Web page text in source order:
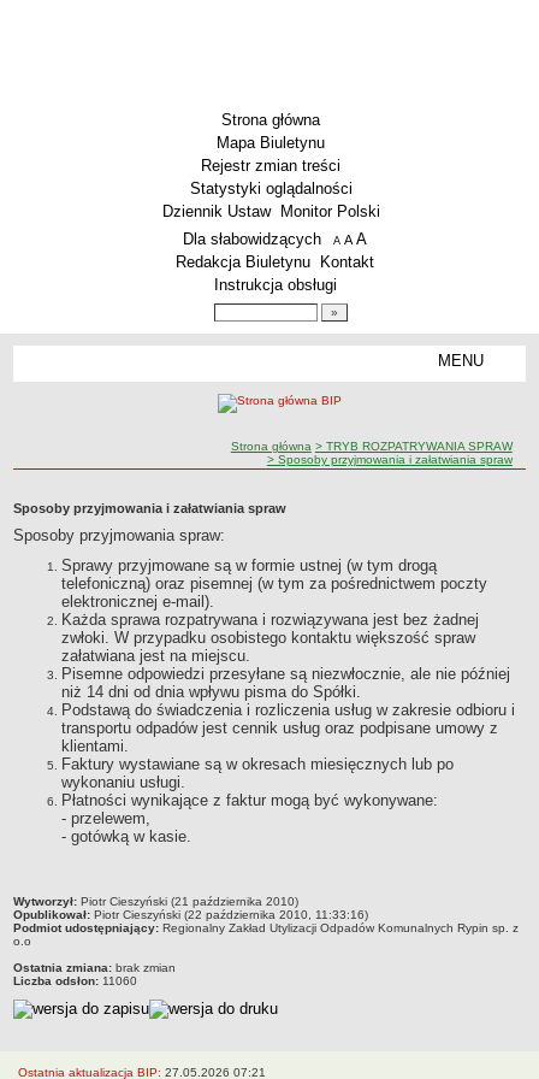
Strona główna
Mapa Biuletynu
Rejestr zmian treści
Statystyki oglądalności
Dziennik Ustaw
Monitor Polski
Menu dodatkowe
Dla słabowidzących A pomniejsz czcionkę
A standardowy rozmiar czcionki
A
Redakcja Biuletynu
Kontakt
Instrukcja obsługi
MENU
Przedmiot działalności wg. PKD
Godziny urzędowania
WŁADZE I STRUKTURA
Organy Spółki i ich kompetencje
Struktura własnościowa
KOMUNIKATY
Informacje i komunikaty
Plany postępowań o UZP
Platforma zakupowa
Zamówienia publiczne
950 lat
DZIAŁALNOŚĆ SPÓŁKI
Usługi
Majątek Spółki
DOFINANSOWANIA
Wojewódzki Fundusz Ochrony Środowiska i Gospodarki Wodnej w
Toruniu
Europejski Fundndusz Rozwoju Regionalnego
Sposoby przyjmowania i załatwiania spraw
ścieżka nawigacji
Strona główna > TRYB ROZPATRYWANIA SPRAW
> Sposoby przyjmowania i załatwiania spraw
Sposoby przyjmowania i załatwiania spraw
Sposoby przyjmowania spraw:
Sprawy przyjmowane są w formie ustnej (w tym drogą
telefoniczną) oraz pisemnej (w tym za pośrednictwem poczty
elektronicznej e-mail).
Każda sprawa rozpatrywana i rozwiązywana jest bez żadnej
zwłoki. W przypadku osobistego kontaktu większość spraw
załatwiana jest na miejscu.
Pisemne odpowiedzi przesyłane są niezwłocznie, ale nie później
niż 14 dni od dnia wpływu pisma do Spółki.
Podstawą do świadczenia i rozliczenia usług w zakresie odbioru i
transportu odpadów jest cennik usług oraz podpisane umowy z
klientami.
Faktury wystawiane są w okresach miesięcznych lub po
wykonaniu usługi.
Płatności wynikające z faktur mogą być wykonywane:
- przelewem,
- gotówką w kasie.
metryczka
Wytworzył: Piotr Cieszyński (21 października 2010)
Opublikował: Piotr Cieszyński (22 października 2010, 11:33:16)
Podmiot udostępniający: Regionalny Zakład Utylizacji Odpadów Komunalnych Rypin sp. z
o.o
Ostatnia zmiana: brak zmian
Liczba odsłon: 11060
Ostatnia aktualizacja BIP: 27.05.2026 07:21